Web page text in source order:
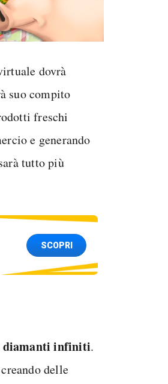
dovrà
suo compito
freschi
e generando
tutto più
SCOPRI
diamanti infiniti.
delle